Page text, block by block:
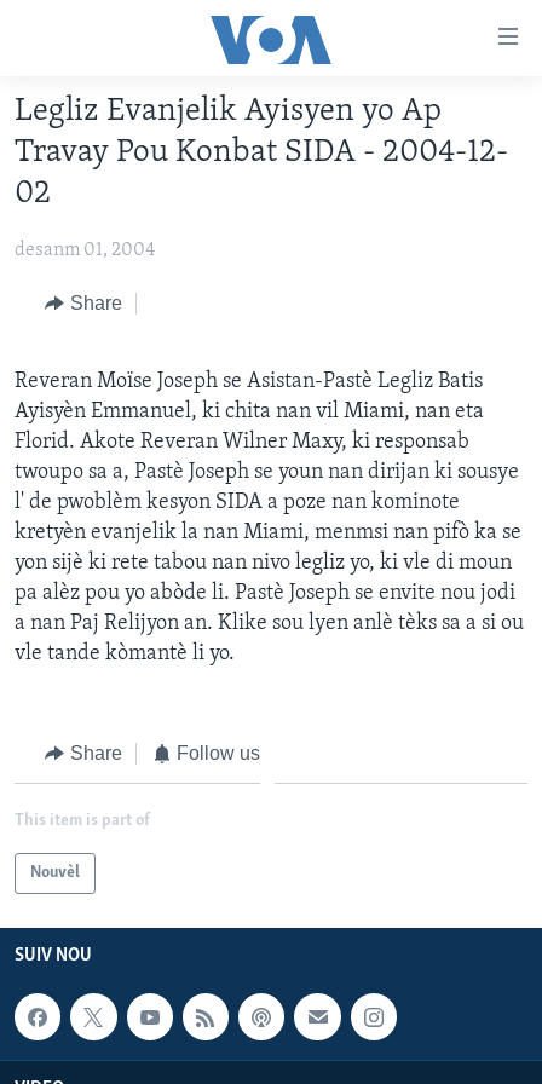
Skip
to
main
content
to
Navigation
to
Search
AYITI
LÈZETAZINI
ENTÈNASYONAL
VIDEO
Learning English
SUIV NOU
Languages
Legliz Evanjelik Ayisyen yo Ap
Travay Pou Konbat SIDA - 2004-12-
02
desanm 01, 2004
Share
Reveran Moïse Joseph se Asistan-Pastè Legliz Batis
Ayisyèn Emmanuel, ki chita nan vil Miami, nan eta
Florid. Akote Reveran Wilner Maxy, ki responsab
twoupo sa a, Pastè Joseph se youn nan dirijan ki sousye
l' de pwoblèm kesyon SIDA a poze nan kominote
kretyèn evanjelik la nan Miami, menmsi nan pifò ka se
yon sijè ki rete tabou nan nivo legliz yo, ki vle di moun
pa alèz pou yo abòde li. Pastè Joseph se envite nou jodi
a nan Paj Relijyon an. Klike sou lyen anlè tèks sa a si ou
vle tande kòmantè li yo.
Share Follow us
This item is part of
Nouvèl
SUIV NOU